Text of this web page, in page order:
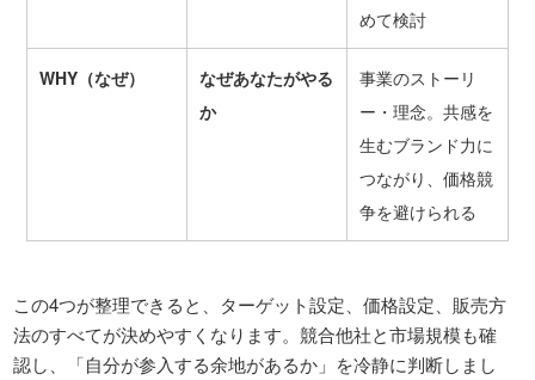
めて検討
WHY（なぜ）
なぜあなたがやる
か
事業のストーリ
ー・理念。共感を
生むブランド力に
つながり、価格競
争を避けられる
この4つが整理できると、ターゲット設定、価格設定、販売方
法のすべてが決めやすくなります。競合他社と市場規模も確
認し、「自分が参入する余地があるか」を冷静に判断しまし